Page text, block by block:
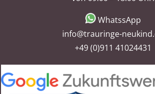
WhatssApp
info@trauringe-
+49 (0)911 41024431